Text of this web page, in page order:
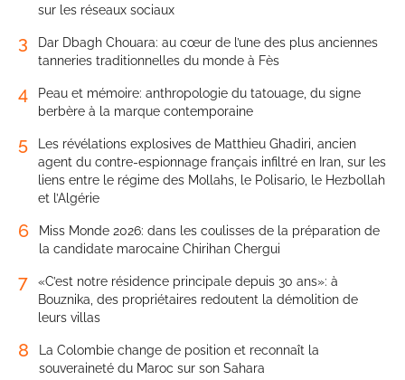
sur les réseaux sociaux
3
Dar Dbagh Chouara: au cœur de l’une des plus anciennes
tanneries traditionnelles du monde à Fès
4
Peau et mémoire: anthropologie du tatouage, du signe
berbère à la marque contemporaine
5
Les révélations explosives de Matthieu Ghadiri, ancien
agent du contre-espionnage français infiltré en Iran, sur les
liens entre le régime des Mollahs, le Polisario, le Hezbollah
et l’Algérie
6
Miss Monde 2026: dans les coulisses de la préparation de
la candidate marocaine Chirihan Chergui
7
«C’est notre résidence principale depuis 30 ans»: à
Bouznika, des propriétaires redoutent la démolition de
leurs villas
8
La Colombie change de position et reconnaît la
souveraineté du Maroc sur son Sahara